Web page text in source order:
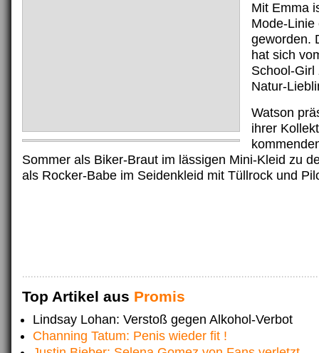
Mit Emma
Mode-Linie
geworden.
hat sich
School-Girl
Natur-
Watson
ihrer
Sommer als Biker-Braut im lässigen Mini-Kleid zu
als Rocker-Babe im Seidenkleid mit Tüllrock und
Top Artikel aus Promis
Lindsay Lohan: Verstoß gegen Alkohol-Verbot
Channing Tatum: Penis wieder fit !